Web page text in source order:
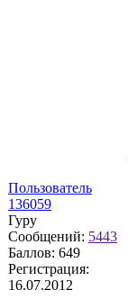
Пользователь
136059
Гуру
Сообщений: 5443
Баллов: 649
Регистрация:
16.07.2012